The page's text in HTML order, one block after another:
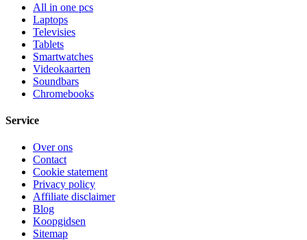
All in one pcs
Laptops
Televisies
Tablets
Smartwatches
Videokaarten
Soundbars
Chromebooks
Service
Over ons
Contact
Cookie statement
Privacy policy
Affiliate disclaimer
Blog
Koopgidsen
Sitemap